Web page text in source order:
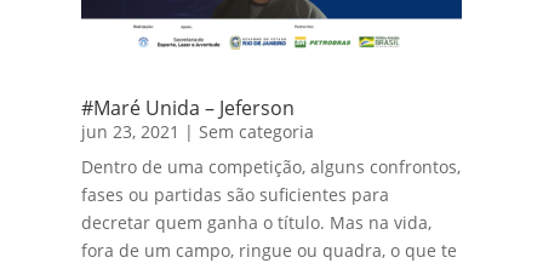
#Maré Unida – Jeferson
jun 23, 2021 | Sem categoria
Dentro de uma competição, alguns confrontos,
fases ou partidas são suficientes para
decretar quem ganha o título. Mas na vida,
fora de um campo, ringue ou quadra, o que te